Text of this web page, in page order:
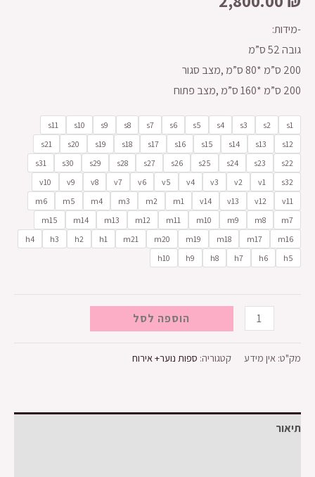
-מידות:
גובה 52 ס”מ
200 ס”מ *80 ס”מ ,מצב סגור
200 ס”מ *160 ס”מ ,מצב פתוח
s1
s2
s3
s4
s5
s6
s7
s8
s9
s10
s11
s12
s13
s14
s15
s16
s17
s18
s19
s20
s21
s22
s23
s24
s25
s26
s27
s28
s29
s30
s31
s32
v1
v2
v3
v4
v5
v6
v7
v8
v9
v10
v11
v12
v13
v14
m1
m2
m3
m4
m5
m6
m7
m8
m9
m10
m11
m12
m13
m14
m15
m16
m17
m18
m19
m20
m21
h1
h2
h3
h4
h5
h6
h7
h8
h9
h10
הוספה לסל
מק"ט: אין מידע קטגוריה: ספות נוער+ אירוח
תיאור